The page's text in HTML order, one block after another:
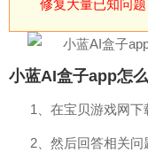
修复大量已知问
小蓝AI盒子app怎
1、在宝贝游戏网
2、然后回答相关